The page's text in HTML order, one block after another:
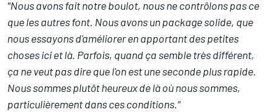
"Nous avons fait notre boulot, nous ne contrôlons pas ce
que les autres font. Nous avons un package solide, que
nous essayons d'améliorer en apportant des petites
choses ici et là. Parfois, quand ça semble très différent,
ça ne veut pas dire que l'on est une seconde plus rapide.
Nous sommes plutôt heureux de là où nous sommes,
particulièrement dans ces conditions."